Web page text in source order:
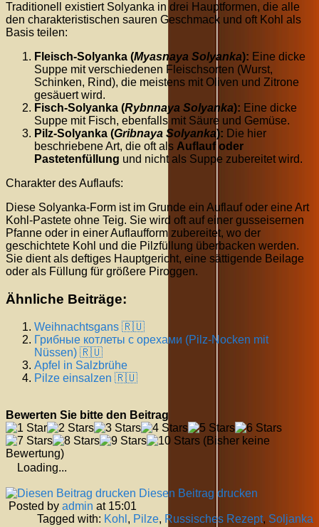
Traditionell existiert Solyanka in drei Hauptformen, die alle
den charakteristischen sauren Geschmack und oft Kohl als
Basis teilen:
Fleisch-Solyanka (Myasnaya Solyanka): Eine dicke
Suppe mit verschiedenen Fleischsorten (Wurst,
Schinken, Rind), die meistens mit Oliven und Zitrone
gesäuert wird.
Fisch-Solyanka (Rybnnaya Solyanka): Eine dicke
Suppe mit Fisch, ebenfalls mit Säure und Gemüse.
Pilz-Solyanka (Gribnaya Solyanka): Die hier
beschriebene Art, die oft als Auflauf oder
Pastetenfüllung und nicht als Suppe zubereitet wird.
Charakter des Auflaufs:
Diese Solyanka-Form ist im Grunde ein Auflauf oder eine Art
Kohl-Pastete ohne Teig. Sie wird oft auf einer gusseisernen
Pfanne oder in einer Auflaufform zubereitet, wo der
geschichtete Kohl und die Pilzfüllung überbacken werden.
Sie dient als deftiges Hauptgericht, eine sättigende Beilage
oder als Füllung für größere Piroggen.
Ähnliche Beiträge:
Weihnachtsgans 🇷🇺
Грибные котлеты с орехами (Pilz-Nocken mit
Nüssen) 🇷🇺
Apfel in Salzbrühe
Pilze einsalzen 🇷🇺
Bewerten Sie bitte den Beitrag
(Bisher keine
Bewertung)
Loading...
Diesen Beitrag drucken
Posted by admin at 15:01
Tagged with: Kohl , Pilze, Russisches Rezept, Soljanka